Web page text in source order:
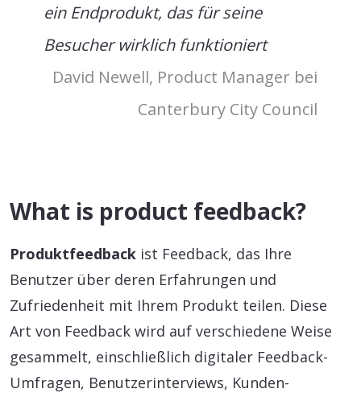
ein Endprodukt, das für seine
Besucher wirklich funktioniert
David Newell, Product Manager bei
Canterbury City Council
What is product feedback?
Produktfeedback ist Feedback, das Ihre
Benutzer über deren Erfahrungen und
Zufriedenheit mit Ihrem Produkt teilen. Diese
Art von Feedback wird auf verschiedene Weise
gesammelt, einschließlich digitaler Feedback-
Umfragen, Benutzerinterviews, Kunden-